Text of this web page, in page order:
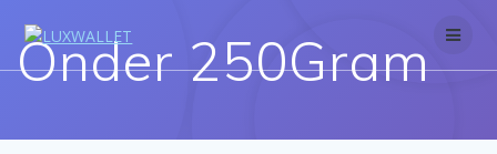
content
Onder 250Gram